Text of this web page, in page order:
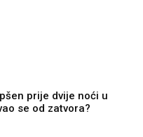
prije dvije noći u
se od zatvora?